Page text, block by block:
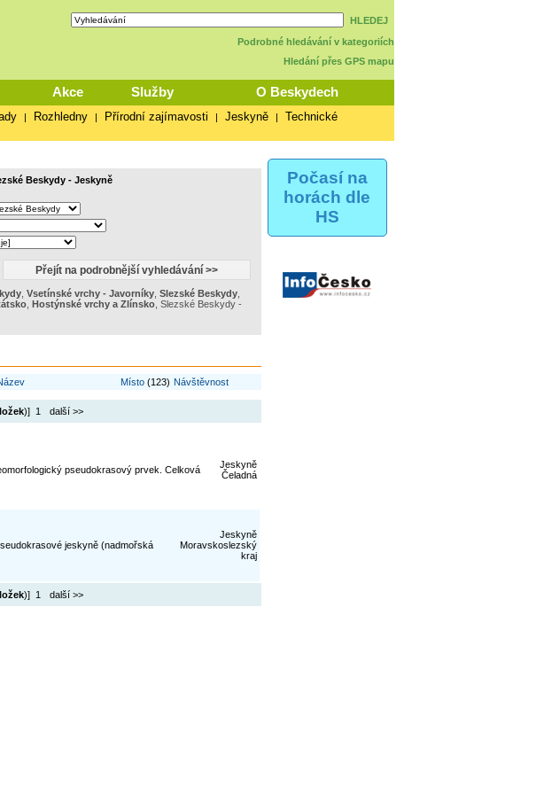
HLEDEJ
Podrobné hledávání v kategoriích
Hledání přes GPS mapu
Akce Služby O Beskydech
| Rozhledny | Přírodní zajímavosti | Jeskyně |
Technické
Počasí na
horách dle
HS
Beskydy - Jeskyně
, Vsetínské vrchy - Javorníky, Slezské Beskydy,
, Hostýnské vrchy a Zlínsko, Slezské Beskydy -
Místo(123) Návštěvnost
)] 1 další >>
pseudokrasový prvek. Celková
Jeskyně
Čeladná
jeskyně (nadmořská
Jeskyně
Moravskoslezský
kraj
)] 1 další >>